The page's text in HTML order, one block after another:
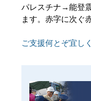
パレスチナ→能登
ます。赤字に次ぐ
ご支援何とぞ宜し